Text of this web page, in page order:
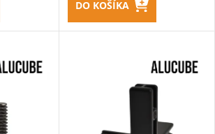
DO KOŠÍKA